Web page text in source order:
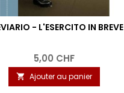
- L'ESERCITO IN BREVE
5,00 CHF
 Ajouter au panier